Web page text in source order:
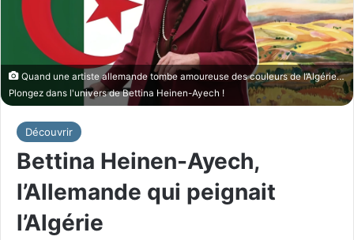
Quand une artiste allemande tombe amoureuse des couleurs de l’Algérie…
Plongez dans l'univers de Bettina Heinen-Ayech !
Découvrir
Bettina Heinen-Ayech,
l’Allemande qui peignait
l’Algérie